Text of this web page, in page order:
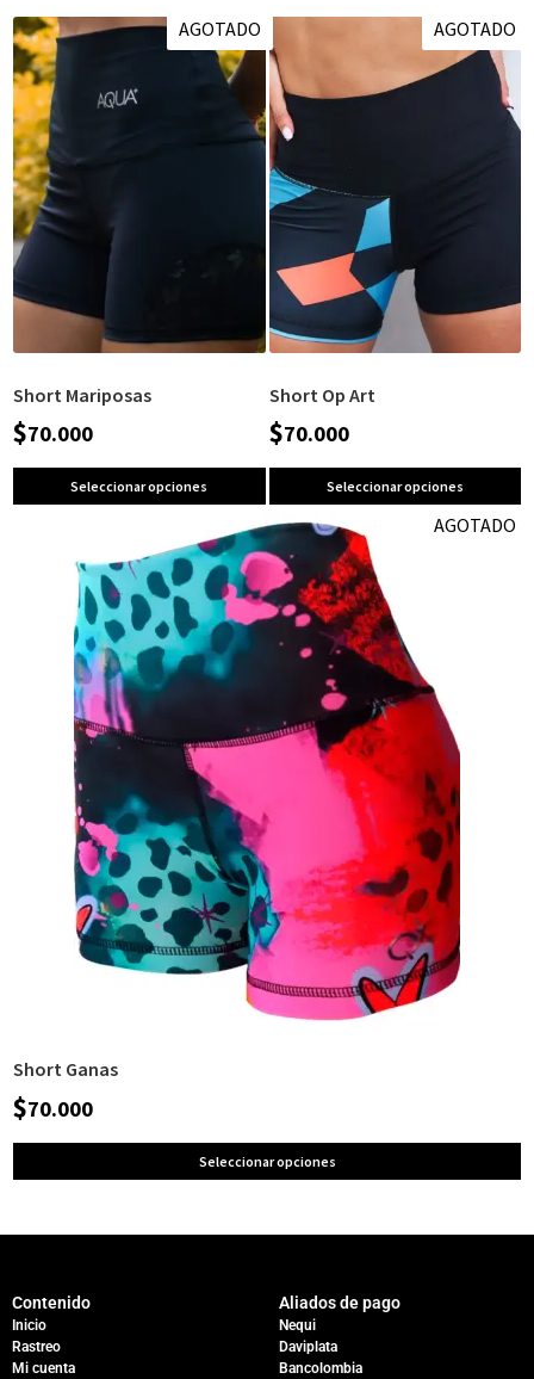
AGOTADO
Short Mariposas
$70.000
Seleccionar opciones
AGOTADO
Short Op Art
$70.000
Seleccionar opciones
AGOTADO
Short Ganas
$70.000
Seleccionar opciones
Contenido
Inicio
Rastreo
Mi cuenta
Aliados de pago
Nequi
Daviplata
Bancolombia